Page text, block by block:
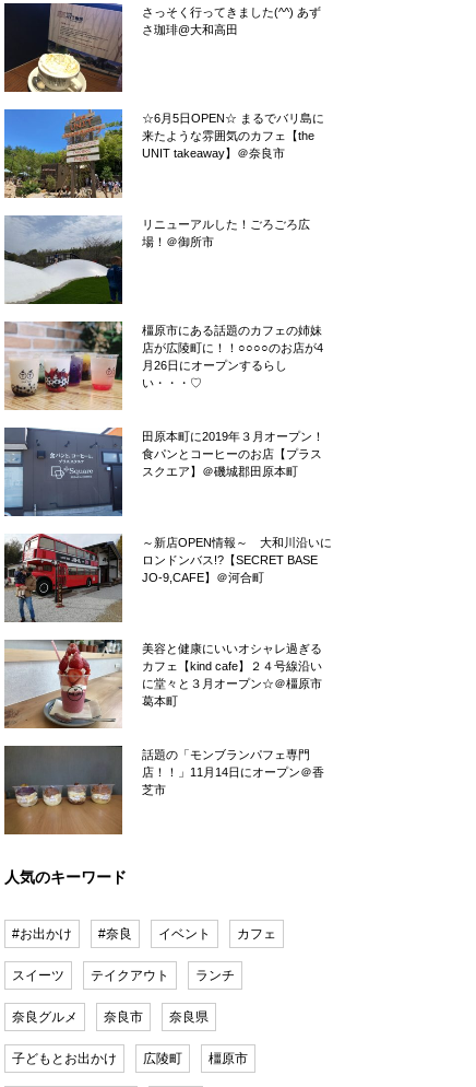
さっそく行ってきました(^^) あず
さ珈琲@大和高田
☆6月5日OPEN☆ まるでバリ島に
来たような雰囲気のカフェ【the
UNIT takeaway】＠奈良市
リニューアルした！ごろごろ広
場！＠御所市
橿原市にある話題のカフェの姉妹
店が広陵町に！！○○○○のお店が4
月26日にオープンするらし
い・・・♡
田原本町に2019年３月オープン！
食パンとコーヒーのお店【プラス
スクエア】＠磯城郡田原本町
～新店OPEN情報～ 大和川沿いに
ロンドンバス!?【SECRET BASE
JO-9,CAFE】＠河合町
美容と健康にいいオシャレ過ぎる
カフェ【kind cafe】２４号線沿い
に堂々と３月オープン☆＠橿原市
葛本町
話題の「モンブランパフェ専門
店！！」11月14日にオープン＠香
芝市
人気のキーワード
#お出かけ #奈良 イベント カフェ
スイーツ テイクアウト ランチ
奈良グルメ 奈良市 奈良県
子どもとお出かけ 広陵町 橿原市